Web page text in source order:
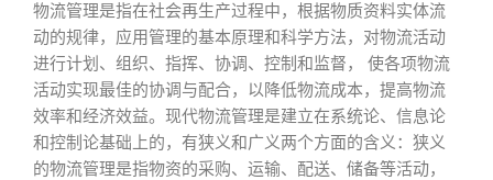
物流管理是指在社会再生产过程中，根据物质资料实体流
动的规律，应用管理的基本原理和科学方法，对物流活动
进行计划、组织、指挥、协调、控制和监督， 使各项物流
活动实现最佳的协调与配合，以降低物流成本，提高物流
效率和经济效益。现代物流管理是建立在系统论、信息论
和控制论基础上的，有狭义和广义两个方面的含义：狭义
的物流管理是指物资的采购、运输、配送、储备等活动，